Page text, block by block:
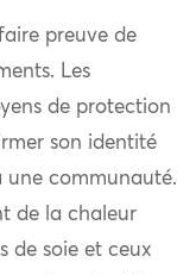
preuve de
Les
de protection
son identité
une communauté.
de la chaleur
de soie et ceux